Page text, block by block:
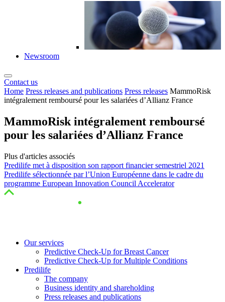
Newsroom
Contact us
Home Press releases and publications Press releases MammoRisk
intégralement remboursé pour les salariées d’Allianz France
MammoRisk intégralement remboursé
pour les salariées d’Allianz France
Plus d'articles associés
Predilife met à disposition son rapport financier semestriel 2021
Predilife sélectionnée par l’Union Européenne dans le cadre du
programme European Innovation Council Accelerator
Our services
Predictive Check-Up for Breast Cancer
Predictive Check-Up for Multiple Conditions
Predilife
The company
Business identity and shareholding
Press releases and publications